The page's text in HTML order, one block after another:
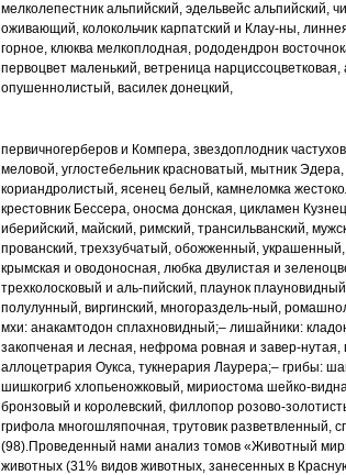
мелколепестник альпийский,эдельвейс альпийский,
оживающий, колокольчик карпатский и Клау-ны,
горное, клюква мелкоплодная, рододендрон
первоцветмаленький, ветреница
опушеннолистый, василек донецкий,
первичногерберов и Компера, звездоплодник
меловой,углостебельник красноватый, мытник
кориандролистый,ясенец белый, камнеломка
крестовник Бессера, оносма донская,цикламен
иберийский, майский, римский, трансильванский,
прованский,трехзубчатый, обожженный,
крымская и оводоносная,любка двулистая и
трехколосковый и аль-пийский, плаунок
полулунный, виргинский, многораздель-ный,
мхи: анакамтодон сплахновидный;– лишайники:
закопченая и лесная, нефрома ровная и завер-нутая,
аллоцетрария Оукса, тукнерария Лаурера;– грибы:
шишкогриб хлопьеножковый, мириостома шейко-
бронзовый и королевский, филлопор розово-
грифоламногошляпочная, трутовик разветвленный,
(98).Проведенный нами анализ томов «Животный
животных (31%видов животных, занесенных в